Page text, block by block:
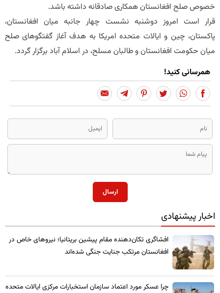
خصوص صلح افغانستان همکاری صادقانه داشته باشد.
قرار است امروز دوشنبه نشست چهار جانبه میان افغانستان،
پاکستان، چین و ایالات متحده امریکا به هدف آغاز گفتگوهای صلح
میان حکومت افغانستان و طالبان مسلح، در اسلام آباد برگزار گردد.
همرسانی کنید!
ارسال
اخبار پیشنهادی
​افشاگری تکان‌دهنده مقام پیشین بریتانیا؛ نیروهای خاص در
افغانستان مرتکب جنایت جنگی شده‌اند
چرا عسکر مورد اعتماد سازمان استخبارات مرکزی ایالات متحده